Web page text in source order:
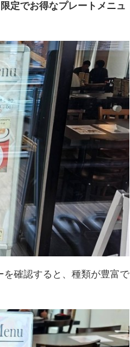
定でお得なプレートメニュ
確認すると、種類が豊富で